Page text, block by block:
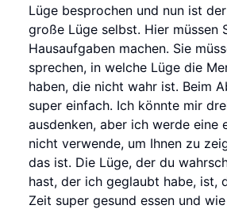
Lüge besprochen und nun ist
große Lüge selbst. Hier müssen
Hausaufgaben machen. Sie
sprechen, in welche Lüge die
haben, die nicht wahr ist. Beim
super einfach. Ich könnte mir
ausdenken, aber ich werde eine
nicht verwende, um Ihnen zu
das ist. Die Lüge, der du
hast, der ich geglaubt habe, ist,
Zeit super gesund essen und